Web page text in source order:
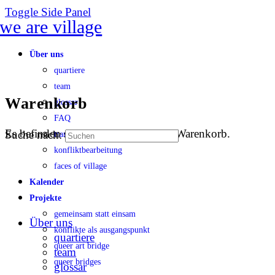
Toggle Side Panel
Über uns
quartiere
team
glossar
FAQ
transparenz
konfliktbearbeitung
faces of village
Kalender
Projekte
gemeinsam statt einsam
konflikte als ausgangspunkt
queer art bridge
queer bridges
Warenkorb
Es befinden sich keine Produkte im Warenkorb.
Suche nach:
Über uns
quartiere
team
glossar